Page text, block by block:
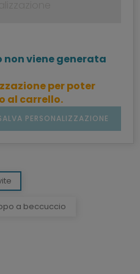
viene generata
per poter
al carrello.
PERSONALIZZAZIONE
a beccuccio